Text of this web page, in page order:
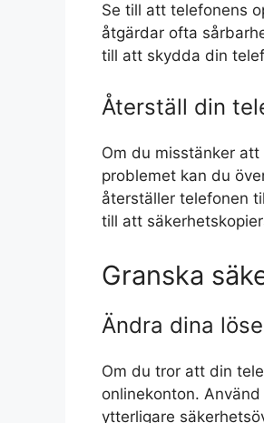
Se till att telefonens
åtgärdar ofta
till att skydda din
Återställ din
Om du misstänker
problemet kan du
återställer telefonen
till att
Granska
Ändra dina
Om du tror att din
onlinekonton.
ytterligare